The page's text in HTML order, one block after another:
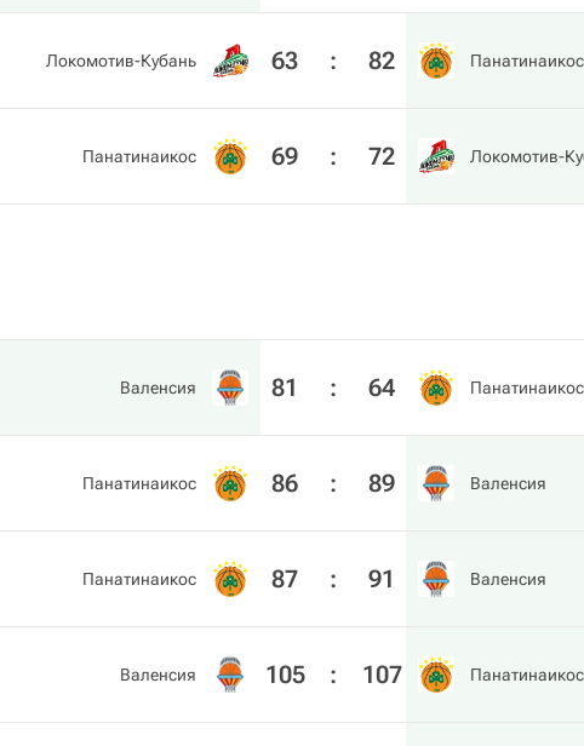
Локомотив-Кубань 63 : 82 Панатинаикос
Панатинаикос 69 : 72 Локомотив-
Валенсия 81 : 64 Панатинаикос
Панатинаикос 86 : 89 Валенсия
Панатинаикос 87 : 91 Валенсия
Валенсия 105 : 107 Панатинаикос